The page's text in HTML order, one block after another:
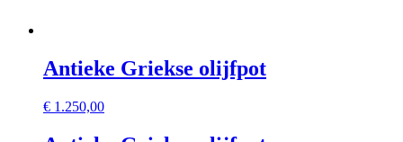
Antieke Griekse olijfpot
€ 1.250,00